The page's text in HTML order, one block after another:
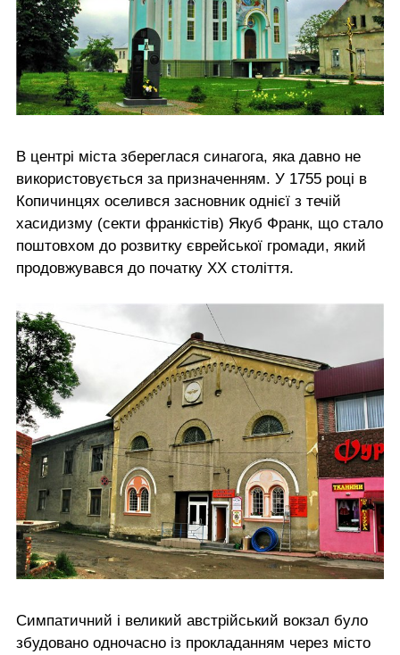
В центрі міста збереглася синагога, яка давно не
використовується за призначенням. У 1755 році в
Копичинцях оселився засновник однієї з течій
хасидизму (секти франкістів) Якуб Франк, що стало
поштовхом до розвитку єврейської громади, який
продовжувався до початку ХХ століття.
Симпатичний і великий австрійський вокзал було
збудовано одночасно із прокладанням через місто